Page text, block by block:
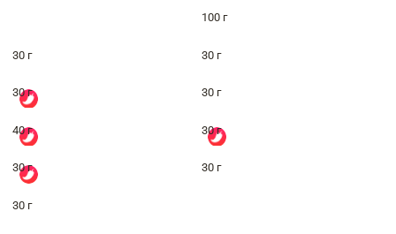
100 г
30 г 30 г
30 г 30 г
40 г 30 г
30 г 30 г
30 г